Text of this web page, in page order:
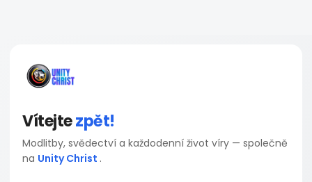
Vítejtezpět!
Modlitby, svědectví a každodenní život víry — společně
na Unity Christ .